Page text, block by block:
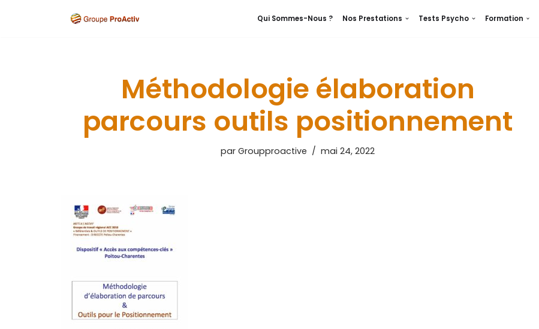
Qui Sommes-Nous ? Nos Prestations Tests Psycho Formation
Méthodologie élaboration
parcours outils positionnement
par Groupproactive mai 24, 2022